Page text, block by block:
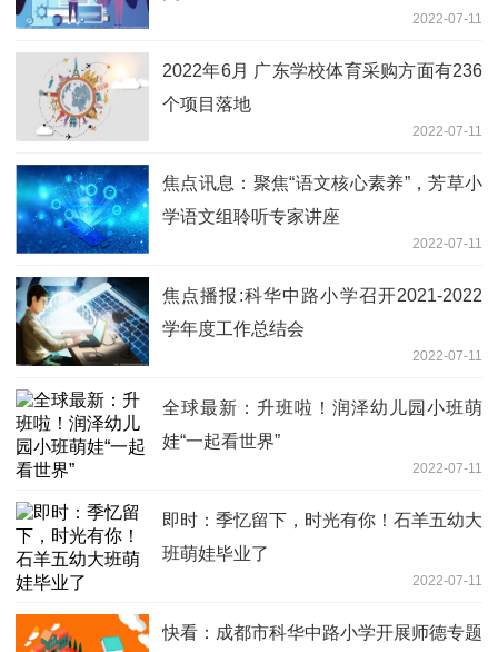
2022-07-11
2022年6月 广东学校体育采购方面有236
个项目落地
2022-07-11
焦点讯息：聚焦“语文核心素养”，芳草小
学语文组聆听专家讲座
2022-07-11
焦点播报:科华中路小学召开2021-2022
学年度工作总结会
2022-07-11
全球最新：升班啦！润泽幼儿园小班萌
娃“一起看世界”
2022-07-11
即时：季忆留下，时光有你！石羊五幼大
班萌娃毕业了
2022-07-11
快看：成都市科华中路小学开展师德专题